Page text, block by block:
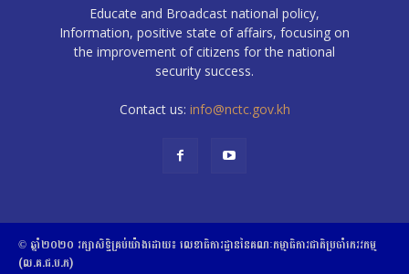
Educate and Broadcast national policy,
Information, positive state of affairs, focusing on
the improvement of citizens for the national
security success.
Contact us: info@nctc.gov.kh
© ឆ្នាំ២០២០​ ​រក្សាសិទ្ធិ​គ្រប់យ៉ាង​ដោយ​៖​ ​លេខាធិការដ្ឋាននៃគណៈកម្មាធិការជាតិប្រចាំភេរវកម្ម
(ល.គ.ជ.ប.ភ)